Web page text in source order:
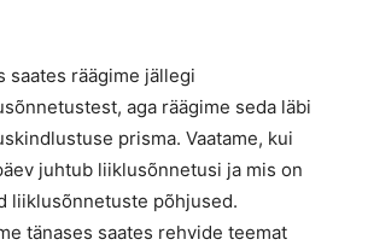
saates räägime jällegi
aga räägime seda läbi
prisma. Vaatame, kui
juhtub liiklusõnnetusi ja mis on
liiklusõnnetuste põhjused.
tänases saates rehvide teemat